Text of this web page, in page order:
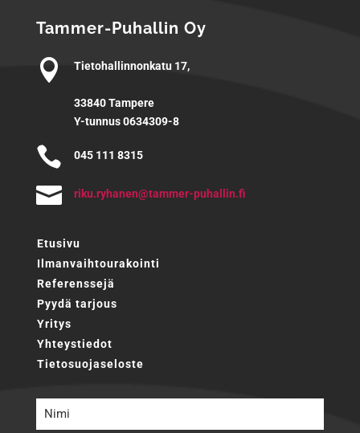
Tammer-Puhallin Oy
 Tietohallinnonkatu 17,
33840 Tampere
Y-tunnus 0634309-8
 045 111 8315
 if.ni
llahu
p-rem
mat@n
enahy
r.uki
r
Etusivu
Ilmanvaihtourakointi
Referenssejä
Pyydä tarjous
Yritys
Yhteystiedot
Tietosuojaseloste